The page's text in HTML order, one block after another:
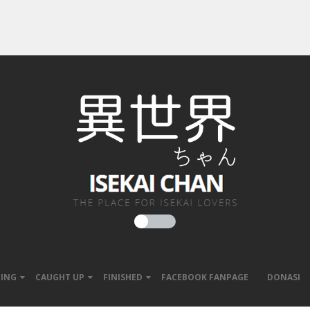
CAUGHT UP FINISHED FACEBOOK FANPAGE DONASI